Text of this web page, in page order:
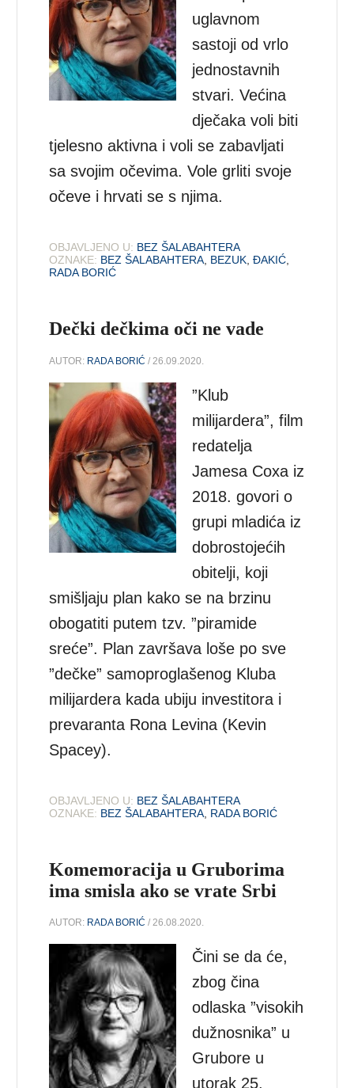
uglavnom
sastoji od vrlo
jednostavnih
stvari. Većina
dječaka voli biti
tjelesno aktivna i voli se zabavljati
sa svojim očevima. Vole grliti svoje
očeve i hrvati se s njima.
OBJAVLJENO U: BEZ ŠALABAHTERA
OZNAKE: BEZ ŠALABAHTERA BEZUK ,ĐAKIĆ
RADA BORIĆ
Dečki dečkima oči ne vade
AUTOR: RADA BORIĆ / 26.09.2020.
”Klub
milijardera”, film
redatelja
Jamesa Coxa iz
2018. govori o
grupi mladića iz
dobrostojećih
obitelji, koji
smišljaju plan kako se na brzinu
obogatiti putem tzv. ”piramide
sreće”. Plan završava loše po sve
”dečke” samoproglašenog Kluba
milijardera kada ubiju investitora i
prevaranta Rona Levina (Kevin
Spacey).
OBJAVLJENO U: BEZ ŠALABAHTERA
OZNAKE: BEZ ŠALABAHTERA RADA BORIĆ
Komemoracija u Gruborima
ima smisla ako se vrate Srbi
AUTOR: RADA BORIĆ / 26.08.2020.
Čini se da će,
zbog čina
odlaska ”visokih
dužnosnika” u
Grubore u
utorak 25.